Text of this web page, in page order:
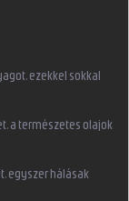
ezekkel sokkal
a természetes olajok
egyszer hálásak